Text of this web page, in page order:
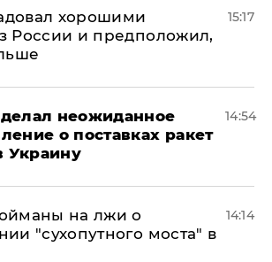
хорошими
России и предположил,
15:17
неожиданное
о поставках ракет
Украину
14:54
на лжи о
"сухопутного моста" в
14:14